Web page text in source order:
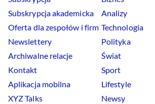
Subskrypcja akademicka
Oferta dla zespołów i firm
Newslettery
Archiwalne relacje
Kontakt
Aplikacja mobilna
XYZ Talks
Analizy
Technologia
Polityka
Świat
Sport
Lifestyle
Newsy